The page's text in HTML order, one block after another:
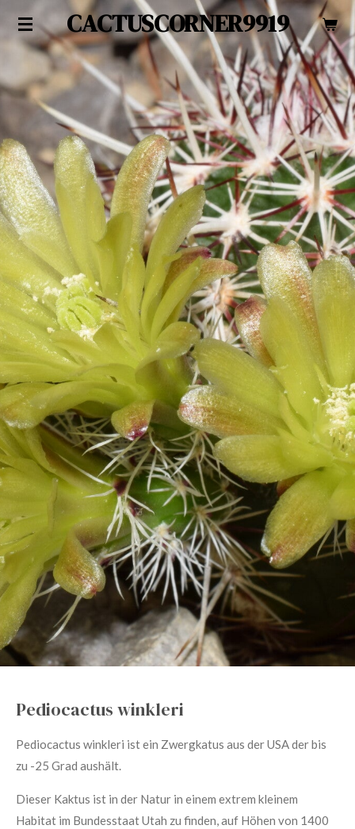
Zum
Hauptinhalt
springen
CACTUSCORNER9919
Pediocactus winkleri
Pediocactus winkleri ist ein Zwergkatus aus der USA der bis
zu -25 Grad aushält.
Dieser Kaktus ist in der Natur in einem extrem kleinem
Habitat im Bundesstaat Utah zu finden, auf Höhen von 1400